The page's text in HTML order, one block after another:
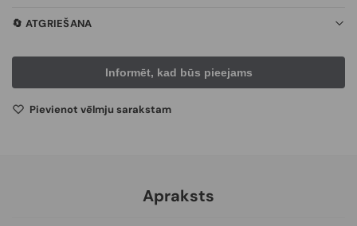
🔄 ATGRIEŠANA
Pievienot vēlmju sarakstam
Apraksts